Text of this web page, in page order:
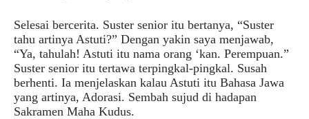
Selesai bercerita. Suster senior itu bertanya, “Suster
tahu artinya Astuti?” Dengan yakin saya menjawab,
“Ya, tahulah! Astuti itu nama orang ‘kan. Perempuan.”
Suster senior itu tertawa terpingkal-pingkal. Susah
berhenti. Ia menjelaskan kalau Astuti itu Bahasa Jawa
yang artinya, Adorasi. Sembah sujud di hadapan
Sakramen Maha Kudus.